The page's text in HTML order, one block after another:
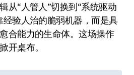
从“人管人”切换到“系统驱动
经验人治的脆弱机器，而是具
合能力的生命体。这场操作
开桌布。